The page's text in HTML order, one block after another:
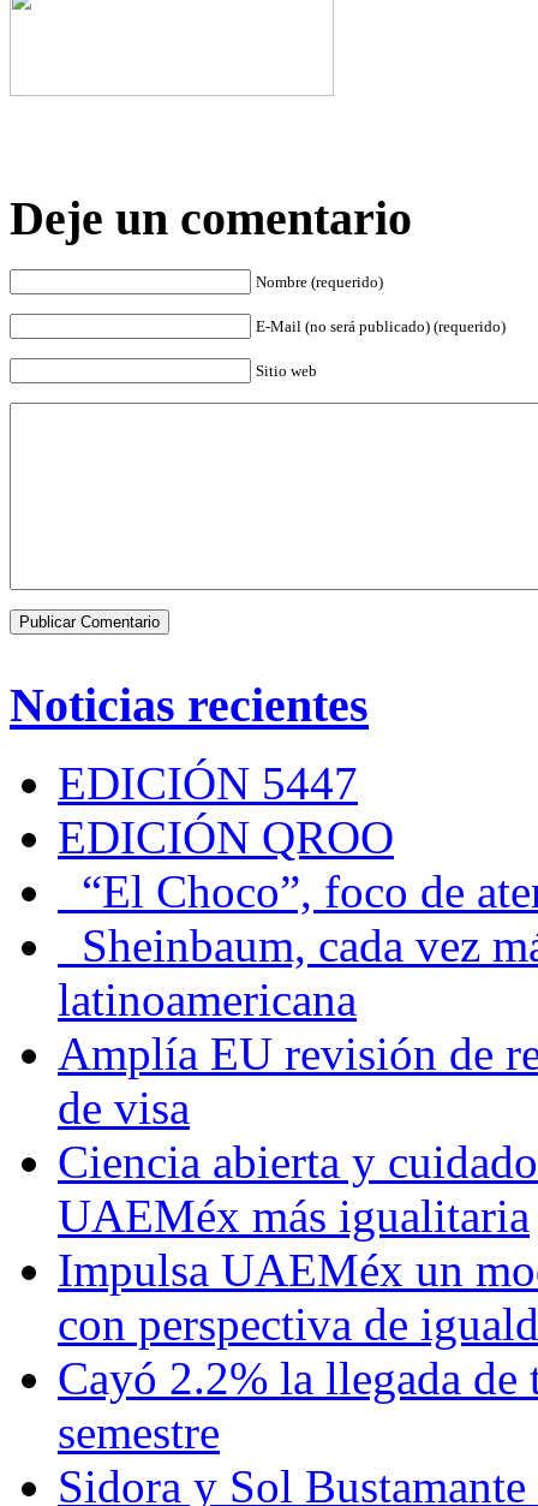
Deje un comentario
Nombre (requerido)
E-Mail (no será publicado) (requerido)
Sitio web
Noticias recientes
EDICIÓN 5447
EDICIÓN QROO
“El Choco”, foco de
Sheinbaum, cada vez
latinoamericana
Amplía EU revisión de
de visa
Ciencia abierta y
UAEMéx más igualitaria
Impulsa UAEMéx un
con perspectiva de
Cayó 2.2% la llegada de
semestre
Sidora y Sol